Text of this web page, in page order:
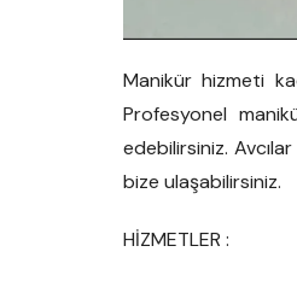
Manikür hizmeti
Profesyonel
edebilirsiniz.
bize ulaşabilirsiniz.
HİZMETLER :